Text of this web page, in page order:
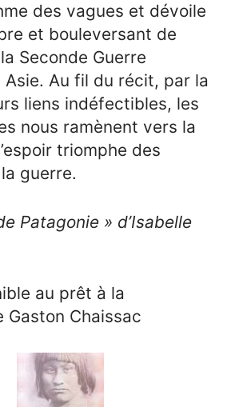
des vagues et dévoile
et bouleversant de
Seconde Guerre
Asie. Au fil du récit, par la
liens indéfectibles, les
nous ramènent vers la
triomphe des
guerre.
Patagonie » d’Isabelle
au prêt à la
Gaston Chaissac